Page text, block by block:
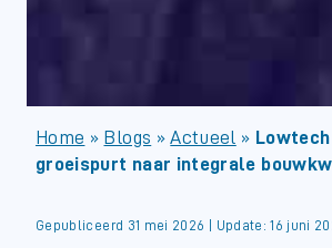
Home » Blogs »Actueel »
groeispurt naar integrale
Gepubliceerd 31 mei 2026 | Update: 16 juni